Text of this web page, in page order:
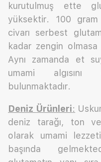
kurutulmuş ette
yüksektir. 100
civarı serbest
kadar zengin
Aynı zamanda et
umami algısını
bulunmaktadır.
Deniz Ürünleri:
deniz tarağı, ton
olarak umami
başında